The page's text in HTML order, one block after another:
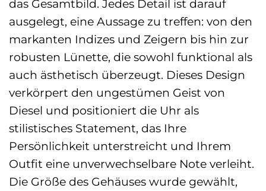
das Gesamtbild. Jedes Detail ist darauf
ausgelegt, eine Aussage zu treffen: von den
markanten Indizes und Zeigern bis hin zur
robusten Lünette, die sowohl funktional als
auch ästhetisch überzeugt. Dieses Design
verkörpert den ungestümen Geist von
Diesel und positioniert die Uhr als
stilistisches Statement, das Ihre
Persönlichkeit unterstreicht und Ihrem
Outfit eine unverwechselbare Note verleiht.
Die Größe des Gehäuses wurde gewählt,